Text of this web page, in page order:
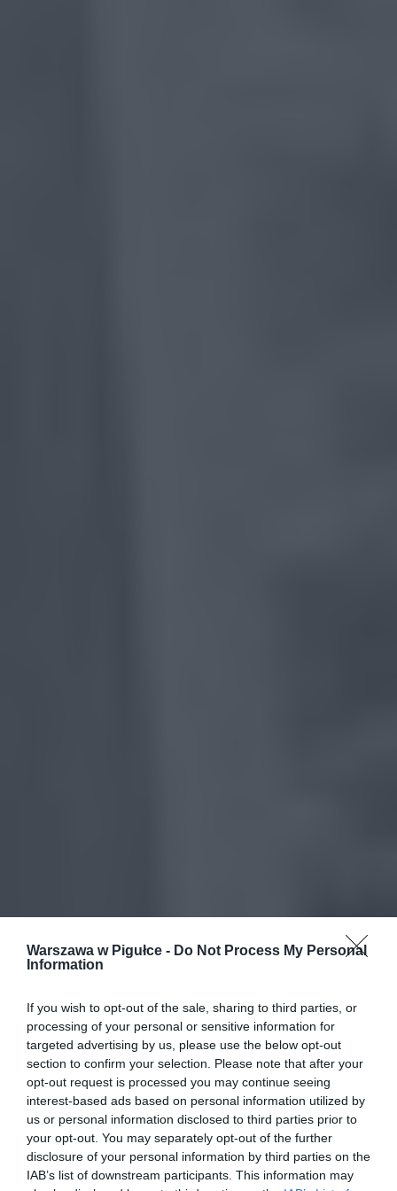
Warszawa w Pigułce - Do Not Process My Personal
Information
If you wish to opt-out of the sale, sharing to third parties, or
processing of your personal or sensitive information for
targeted advertising by us, please use the below opt-out
section to confirm your selection. Please note that after your
opt-out request is processed you may continue seeing
interest-based ads based on personal information utilized by
us or personal information disclosed to third parties prior to
your opt-out. You may separately opt-out of the further
disclosure of your personal information by third parties on the
IAB’s list of downstream participants. This information may